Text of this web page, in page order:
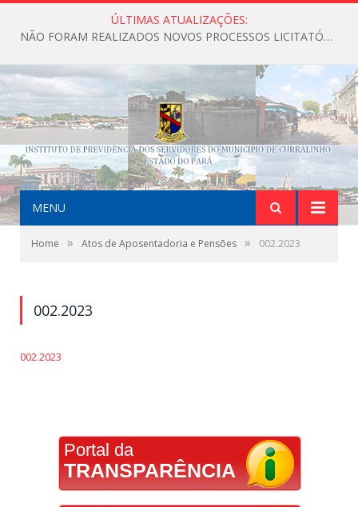
ÚLTIMAS ATUALIZAÇÕES:
NÃO FORAM REALIZADOS NOVOS PROCESSOS LICITATÓRIOS ATÉ O MOMENTO DO ANO DE 2026
MENU
Home » Atos de Aposentadoria e Pensões » 002.2023
002.2023
002.2023
Portal da
TRANSPARÊNCIA